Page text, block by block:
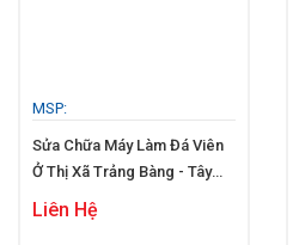
MSP:
Sửa Chữa Máy Làm Đá Viên
Ở Thị Xã Trảng Bàng - Tây
Ninh
Liên Hệ